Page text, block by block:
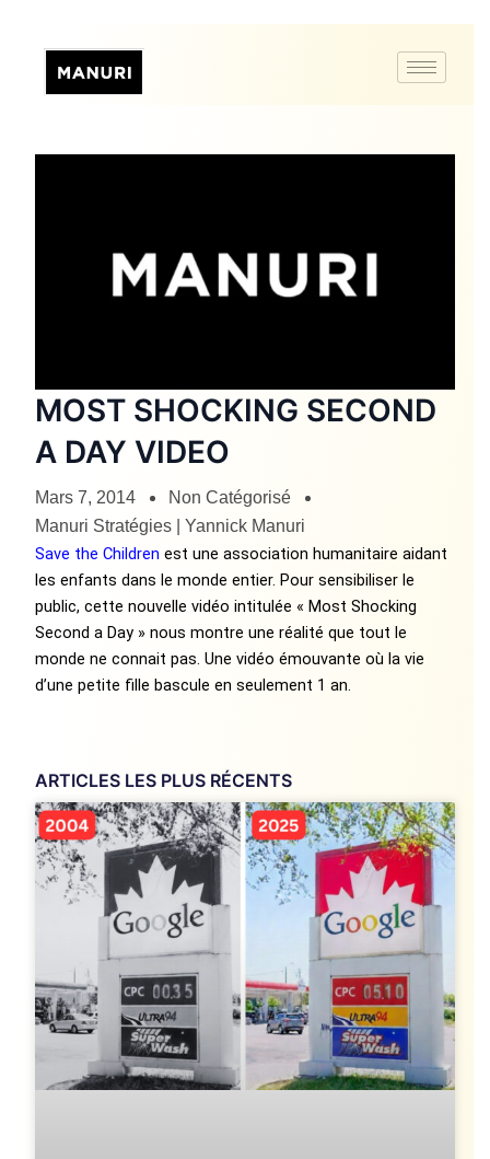
MOST SHOCKING SECOND
A DAY VIDEO
Mars 7, 2014
Non Catégorisé
Manuri Stratégies | Yannick Manuri
Save the Children est une association humanitaire aidant
les enfants dans le monde entier. Pour sensibiliser le
public, cette nouvelle vidéo intitulée « Most Shocking
Second a Day » nous montre une réalité que tout le
monde ne connait pas. Une vidéo émouvante où la vie
d’une petite fille bascule en seulement 1 an.
ARTICLES LES PLUS RÉCENTS